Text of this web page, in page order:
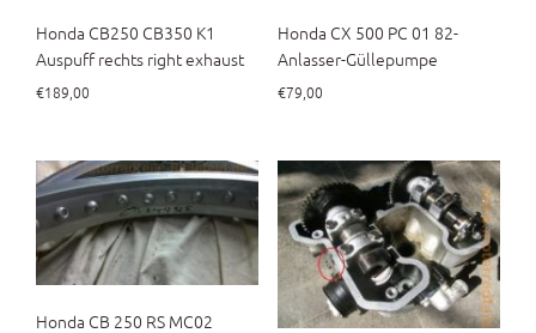
Honda CB250 CB350 K1
Auspuff rechts right exhaust
€189,00
Honda CX 500 PC 01 82-
Anlasser-Güllepumpe
€79,00
Honda CB 250 RS MC02